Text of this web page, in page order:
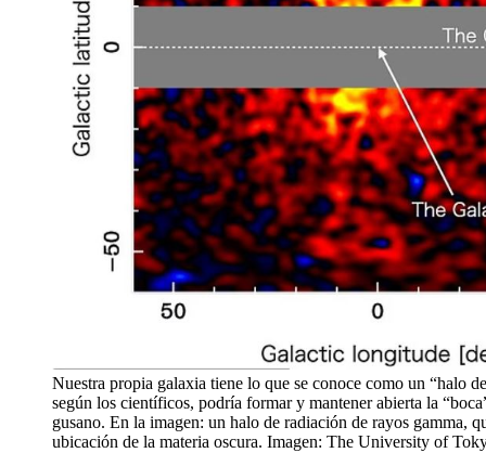
Nuestra propia galaxia tiene lo que se conoce como un “halo
según los científicos, podría formar y mantener abierta la
gusano. En la imagen: un halo de radiación de rayos gamma,
ubicación de la materia oscura. Imagen: The University of